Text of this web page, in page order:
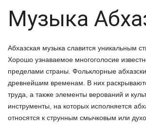
Музыка
Абхазская музыка славится уникальным
Хорошо узнаваемое многоголосие
пределами страны. Фольклорные
древнейшим временам. В них
труда, а также элементы верований и
инструменты, на которых исполняется
относятся к струнным смычковым или